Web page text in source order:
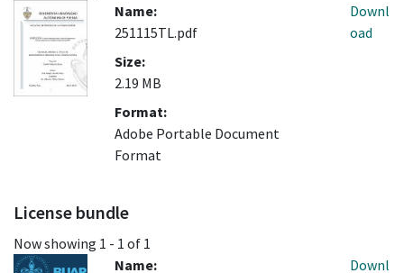
Name:
251115TL.pdf
Size:
2.19 MB
Format:
Adobe Portable Document
Format
Downl
oad
License bundle
Now showing 1 - 1 of 1
Name:
Downl